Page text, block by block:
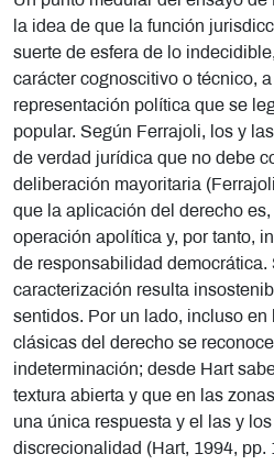
la idea de que la función
suerte de esfera de lo
carácter cognoscitivo o técnico,
representación política que se
popular. Según Ferrajoli, los y
de verdad jurídica que no debe
deliberación mayoritaria
que la aplicación del derecho
operación apolítica y, por tanto,
de responsabilidad democrática.
caracterización resulta
sentidos. Por un lado, incluso en
clásicas del derecho se
indeterminación; desde Hart
textura abierta y que en las
una única respuesta y el las y
discrecionalidad (Hart, 1994, pp.